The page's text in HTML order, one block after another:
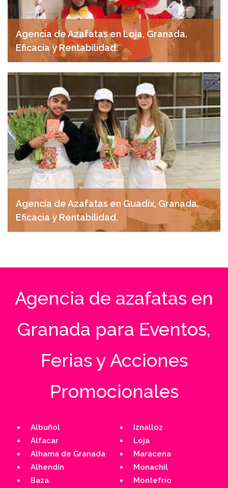
Agencia de Azafatas en Loja, Granada.
Eficacia y Rentabilidad.
abril 29, 2025
Agencia de Azafatas en Guadix, Granada.
Eficacia y Rentabilidad.
Agencia de azafatas en
Granada para Eventos,
Ferias y Acciones
Promocionales
Albuñol
Alfacar
Alhama de Granada
Alhendín
Baza
Iznalloz
Loja
Maracena
Monachil
Montefrío